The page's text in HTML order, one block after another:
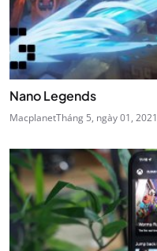
Nano Legends
MacplanetTháng 5, ngày 01, 2021